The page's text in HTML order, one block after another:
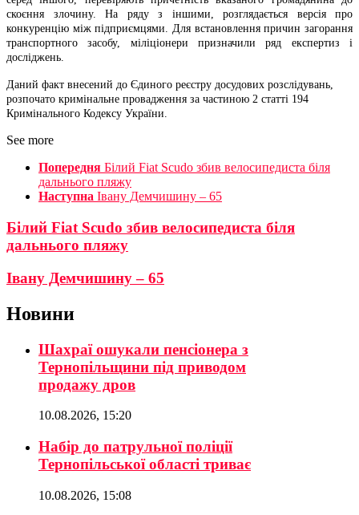
скоєння злочину. На ряду з іншими, розглядається версія про
конкуренцію між підприємцями. Для встановлення причин загорання
транспортного засобу, міліціонери призначили ряд експертиз і
досліджень.
Даний факт внесений до Єдиного реєстру досудових розслідувань,
розпочато кримінальне провадження за частиною 2 статті 194
Кримінального Кодексу України.
See more
Попередня Білий Fiat Scudo збив велосипедиста біля
дальнього пляжу
Наступна Івану Демчишину – 65
Білий Fiat Scudo збив велосипедиста біля
дальнього пляжу
Івану Демчишину – 65
Новини
Шахраї ошукали пенсіонера з
Тернопільщини під приводом
продажу дров
10.08.2026, 15:20
Набір до патрульної поліції
Тернопільської області триває
10.08.2026, 15:08